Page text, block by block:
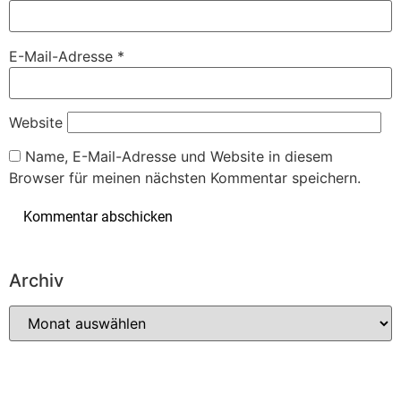
E-Mail-Adresse *
Website
Name, E-Mail-Adresse und Website in diesem
Browser für meinen nächsten Kommentar speichern.
Archiv